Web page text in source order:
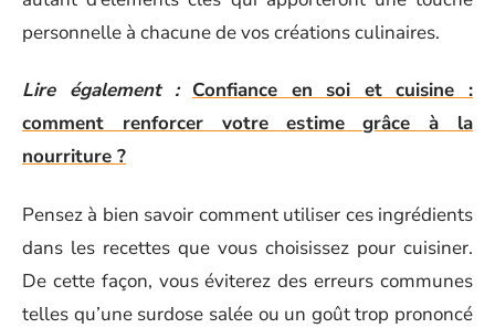
personnelle à chacune de vos créations culinaires.
Lire également : Confiance en soi et cuisine :
comment renforcer votre estime grâce à la
nourriture ?
Pensez à bien savoir comment utiliser ces ingrédients
dans les recettes que vous choisissez pour cuisiner.
De cette façon, vous éviterez des erreurs communes
telles qu’une surdose salée ou un goût trop prononcé